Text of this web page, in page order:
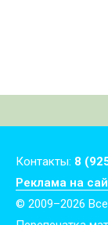
Контакты: 8
Реклама на
© 2009–2026